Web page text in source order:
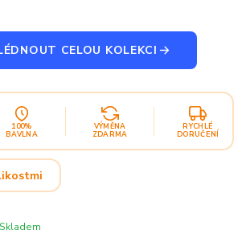
CELOU KOLEKCI
100%
BAVLNA
VÝMĚNA
ZDARMA
RYCHLÉ
DORUČENÍ
Skladem